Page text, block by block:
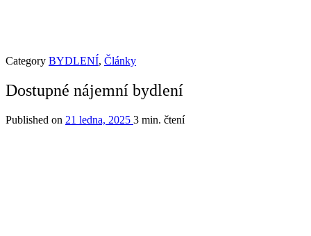
Category BYDLENÍ, Články
Dostupné nájemní bydlení
Published on 21 ledna, 2025 3 min. čtení